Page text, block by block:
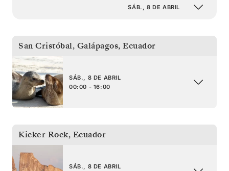
SÁB., 8 DE ABRIL
San Cristóbal, Galápagos, Ecuador
SÁB., 8 DE ABRIL
00:00 - 16:00
Kicker Rock, Ecuador
SÁB., 8 DE ABRIL